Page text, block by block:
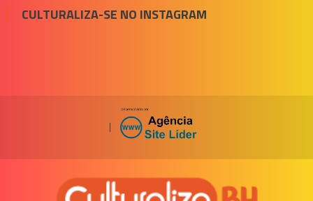
CULTURALIZA-SE NO INSTAGRAM
|